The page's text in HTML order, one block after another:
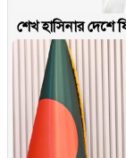
শেখ হাসিনার দেশে